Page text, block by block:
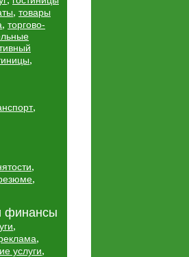
, товары
, торгово-
,
,
,
,
финансы
,
,
услуги,